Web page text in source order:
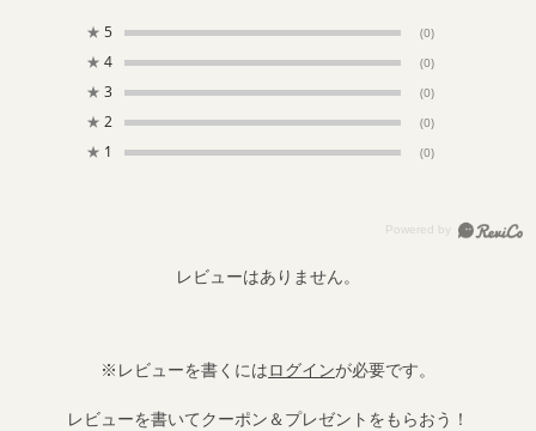
★ 5 (0)
★ 4 (0)
★ 3 (0)
★ 2 (0)
★ 1 (0)
レビューはありません。
※レビューを書くにはログインが必要です。
レビューを書いてクーポン＆プレゼントをもらおう！